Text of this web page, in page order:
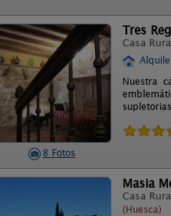
8 Fotos
Tres
Casa
Nuestra
Masia
Casa
(Huesca)